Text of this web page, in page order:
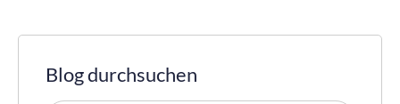
Blog durchsuchen